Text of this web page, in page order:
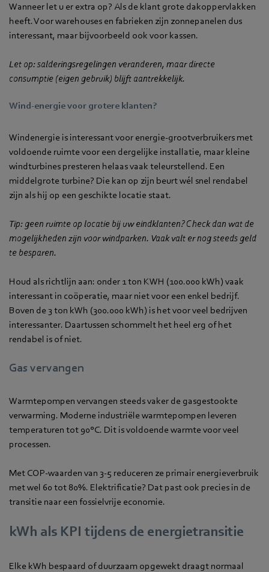
Wanneer let u er extra op? Als de klant grote dakoppervlakken
heeft. Voor warehouses en fabrieken zijn zonnepanelen dus
interessant, maar bijvoorbeeld ook voor kassen.
Let op: salderingsregelingen veranderen, maar directe
consumptie (eigen gebruik) blijft aantrekkelijk.
Wind-energie voor grotere klanten?
Windenergie is interessant voor energie-grootverbruikers met
voldoende ruimte voor een dergelijke installatie, maar kleine
windturbines presteren helaas vaak teleurstellend. Een
middelgrote turbine? Die kan op zijn beurt wél snel rendabel
zijn als hij op een geschikte locatie staat.
Tip: geen ruimte op locatie bij uw eindklanten? Check dan wat de
mogelijkheden zijn voor windparken. Vaak valt er nog steeds geld
te besparen.
Houd als richtlijn aan: onder 1 ton KWH (100.000 kWh) vaak
interessant in coöperatie, maar niet voor een enkel bedrijf.
Boven de 3 ton kWh (300.000 kWh) is het voor veel bedrijven
interessanter. Daartussen schommelt het heel erg of het
rendabel is of niet.
Gas vervangen
Warmtepompen vervangen steeds vaker de gasgestookte
verwarming. Moderne industriële warmtepompen leveren
temperaturen tot 90°C. Dit is voldoende warmte voor veel
processen.
Met COP-waarden van 3-5 reduceren ze primair energieverbruik
met wel 60 tot 80%. Elektrificatie? Dat past ook precies in de
transitie naar een fossielvrije economie.
kWh als KPI tijdens de energietransitie
Elke kWh bespaard of duurzaam opgewekt draagt normaal